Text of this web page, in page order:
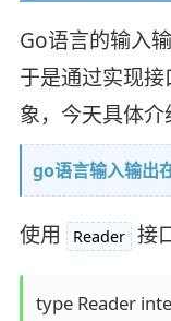
Go语言的输入
于是通过实现
象，今天具体介
go语言输入输出
使用 Reader 接
type Reader